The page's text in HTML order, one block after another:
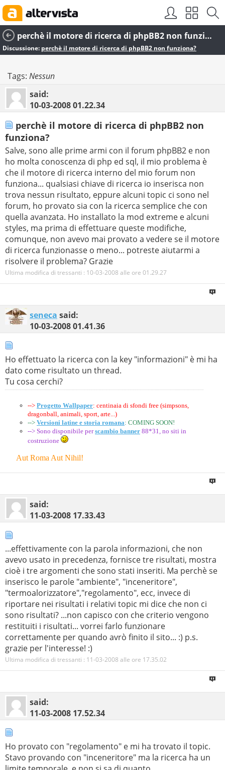
perchè il motore di ricerca di phpBB2 non funziona?
Discussione: perchè il motore di ricerca di phpBB2 non funziona?
Tags: Nessun
said:
10-03-200801.22.34
perchè il motore di ricerca di phpBB2 non
funziona?
Salve, sono alle prime armi con il forum phpBB2 e non
ho molta conoscenza di php ed sql, il mio problema è
che il motore di ricerca interno del mio forum non
funziona... qualsiasi chiave di ricerca io inserisca non
trova nessun risultato, eppure alcuni topic ci sono nel
forum, ho provato sia con la ricerca semplice che con
quella avanzata. Ho installato la mod extreme e alcuni
styles, ma prima di effettuare queste modifiche,
comunque, non avevo mai provato a vedere se il motore
di ricerca funzionasse o meno... potreste aiutarmi a
risolvere il problema? Grazie
Ultima modifica di tressanti : 10-03-2008 alle ore 01.29.27
seneca said:
10-03-200801.41.36
Ho effettuato la ricerca con la key "informazioni" è mi ha
dato come risultato un thread.
Tu cosa cerchi?
--> Progetto Wallpaper: centinaia di sfondi free (simpsons,
dragonball, animali, sport, arte...)
--> Versioni latine e storia romana: COMING SOON!
--> Sono disponibile perscambio banner 88*31, no siti in
costruzione
Aut Roma Aut Nihil!
said:
11-03-2008 17.33.43
...effettivamente con la parola informazioni, che non
avevo usato in precedenza, fornisce tre risultati, mostra
cioè i tre argomenti che sono stati inseriti. Ma perchè se
inserisco le parole "ambiente", "inceneritore",
"termoalorizzatore","regolamento", ecc, invece di
riportare nei risultati i relativi topic mi dice che non ci
sono risultati? ...non capisco con che criterio vengono
restituiti i risultati... vorrei farlo funzionare
correttamente per quando avrò finito il sito... :) p.s.
grazie per l'interesse! :)
Ultima modifica di tressanti : 11-03-2008 alle ore 17.35.02
said:
11-03-2008 17.52.34
Ho provato con "regolamento" e mi ha trovato il topic.
Stavo provando con "inceneritore" ma la ricerca ha un